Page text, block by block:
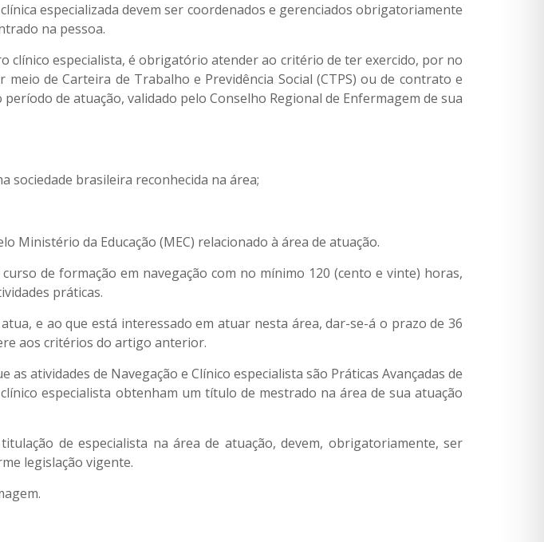
especializada devem ser coordenados e gerenciados obrigatoriamente
na pessoa.
clínico especialista, é obrigatório atender ao critério de ter exercido, por no
de Carteira de Trabalho e Previdência Social (CTPS) ou de contrato e
de atuação, validado pelo Conselho Regional de Enfermagem de sua
sociedade brasileira reconhecida na área;
Ministério da Educação (MEC) relacionado à área de atuação.
de formação em navegação com no mínimo 120 (cento e vinte) horas,
práticas.
e ao que está interessado em atuar nesta área, dar-se-á o prazo de 36
aos critérios do artigo anterior.
atividades de Navegação e Clínico especialista são Práticas Avançadas de
especialista obtenham um título de mestrado na área de sua atuação
de especialista na área de atuação, devem, obrigatoriamente, ser
legislação vigente.